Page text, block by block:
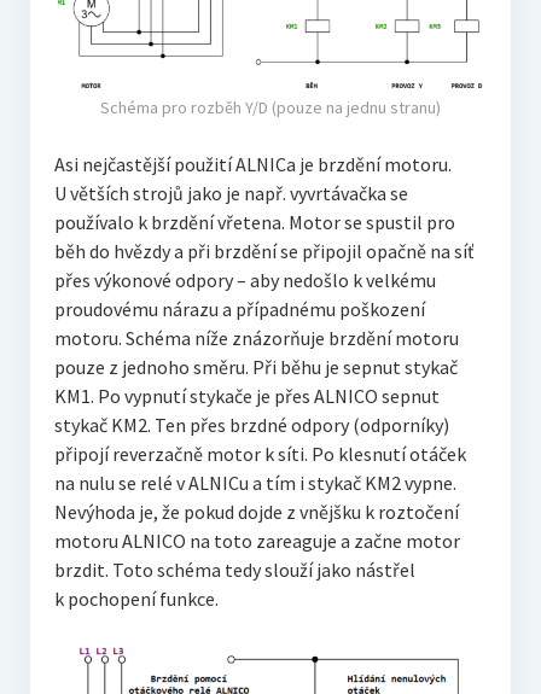
Schéma pro rozběh Y/D (pouze na jednu stranu)
Asi nejčastější použití ALNICa je brzdění motoru.
U větších strojů jako je např. vyvrtávačka se
používalo k brzdění vřetena. Motor se spustil pro
běh do hvězdy a při brzdění se připojil opačně na síť
přes výkonové odpory – aby nedošlo k velkému
proudovému nárazu a případnému poškození
motoru. Schéma níže znázorňuje brzdění motoru
pouze z jednoho směru. Při běhu je sepnut stykač
KM1. Po vypnutí stykače je přes ALNICO sepnut
stykač KM2. Ten přes brzdné odpory (odporníky)
připojí reverzačně motor k síti. Po klesnutí otáček
na nulu se relé v ALNICu a tím i stykač KM2 vypne.
Nevýhoda je, že pokud dojde z vnějšku k roztočení
motoru ALNICO na toto zareaguje a začne motor
brzdit. Toto schéma tedy slouží jako nástřel
k pochopení funkce.